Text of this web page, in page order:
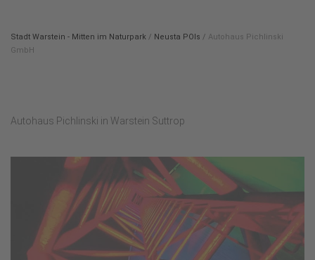
Stadt Warstein - Mitten im Naturpark / Neusta POIs / Autohaus Pichlinski
GmbH
Autohaus Pichlinski in Warstein Suttrop